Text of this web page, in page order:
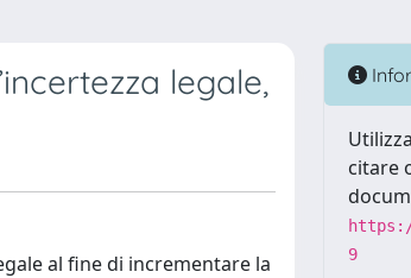
legale,
al fine di incrementare la
citare
9